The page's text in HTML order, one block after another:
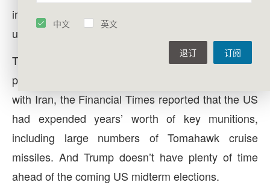
in claiming, “We have unparalleled firepower,
unlimited ammunition, and plenty of time.”
The US has neither unlimited ammunition nor
plenty of time. Less than two weeks into the war
with Iran, the Financial Times reported that the US
had expended years’ worth of key munitions,
including large numbers of Tomahawk cruise
missiles. And Trump doesn’t have plenty of time
ahead of the coming US midterm elections.
中文 英文
订阅
退订